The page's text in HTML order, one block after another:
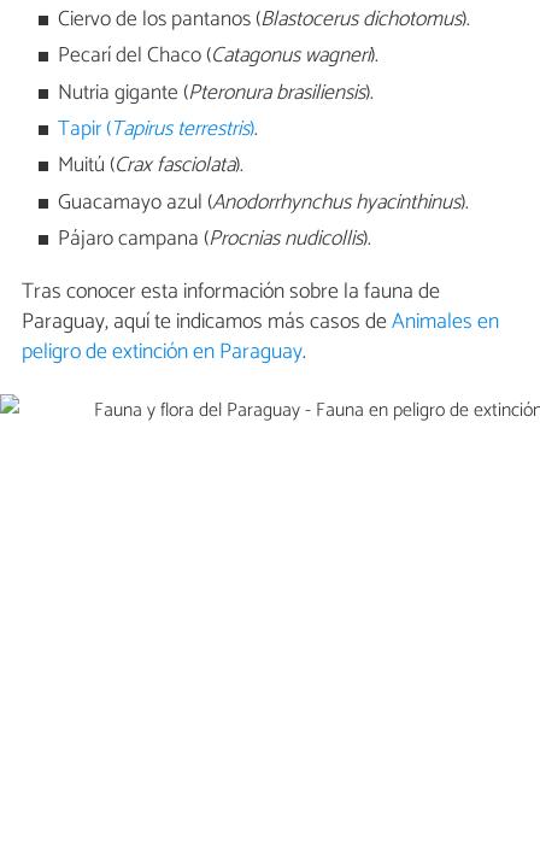
Ciervo de los pantanos (Blastocerus dichotomus).
Pecarí del Chaco (Catagonus wagneri).
Nutria gigante (Pteronura brasiliensis).
Tapir (Tapirus terrestris).
Muitú (Crax fasciolata).
Guacamayo azul (Anodorrhynchus hyacinthinus).
Pájaro campana (Procnias nudicollis).
Tras conocer esta información sobre la fauna de
Paraguay, aquí te indicamos más casos deAnimales en
peligro de extinción en Paraguay.